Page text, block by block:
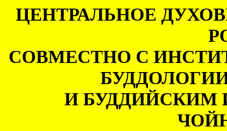
ЦЕНТРАЛЬНОЕ
СОВМЕСТНО С
И БУДДИЙСКИМ